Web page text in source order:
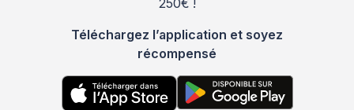
Téléchargez l’application et soyez
récompensé